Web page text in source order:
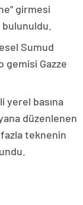
girmesi
Sumud
gemisi Gazze
yerel basına
düzenlenen
fazla teknenin